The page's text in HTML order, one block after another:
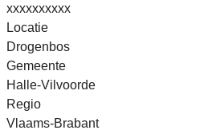
xxxxxxxxxx
Locatie
Drogenbos
Gemeente
Halle-Vilvoorde
Regio
Vlaams-Brabant